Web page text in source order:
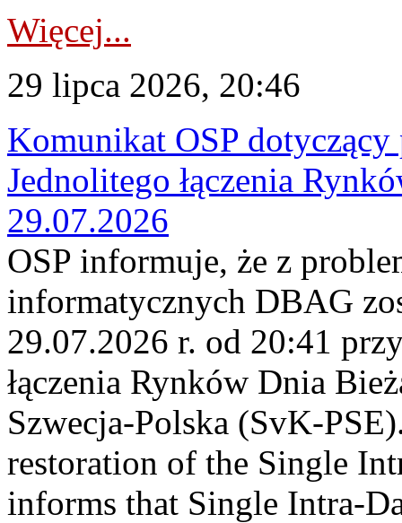
Więcej...
29 lipca 2026, 20:46
Komunikat OSP
Jednolitego łączenia
29.07.2026
OSP informuje, że z
informatycznych DBAG
29.07.2026 r. od 20:41
łączenia Rynków Dnia
Szwecja-Polska (SvK-
restoration of the Single
informs that Single Intra-